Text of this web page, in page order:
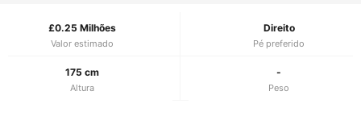
£0.25 Milhões
Valor estimado
Direito
Pé preferido
175 cm
Altura
-
Peso